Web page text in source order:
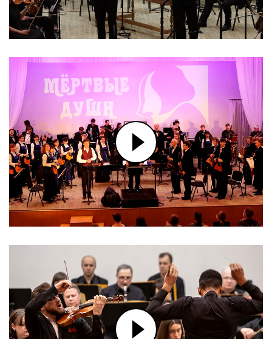
ЭДУАРД ПАТЛАЕНКО. ВОКАЛЬНЫЙ
ЦИКЛ «ЗАБЫТЫЕ ПЕСНИ»